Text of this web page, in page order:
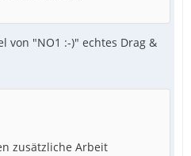
von "NO1 :-)" echtes Drag &
zusätzliche Arbeit